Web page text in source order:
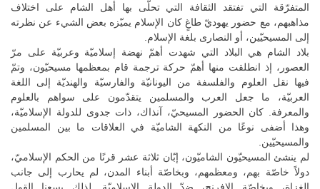
المتفرّقة التي تفتقد الثقافة التي تحلّى بها أهل الشام على اختلاف
مذاهبهم، مع حضور يهوديّ طاغٍ كان الإسلام يميّزه بعض الشيء عن نظرته
إلى المسيحيّين، أو النصارى بلغة الإسلام.
بلاد الشام هي البلاد التي شهدت أهمّ نهضة إسلاميّة وعربيّة على مرّ
العصور، إذ انطلقت منها أهمّ حركة ترجمة قام بمعظمها مسيحيّون، وتمّ
فيها نقل العلوم والفلسفة من اليونانيّة والفارسيّة والهنديّة إلى اللغة
العربيّة، ما جعل العرب والمسلمين يتقدّمون على سواهم بالعلوم
والمعرفة. كان الحضور المسيحيّ، آنذاك، ذات جدوى للدولة الإسلاميّة،
وهذا أضفى نوعًا من النكهة الشاميّة في العلاقات ما بين المسلمين
والمسيحيّين.
لم ينشئ المسيحيّون الشاميّون، إبّان ثلاثة عشر قرنًا من الحكم الإسلاميّ،
دولاً خاصّة بهم، ومعظمهم، وبخاصّة أبناء المدن، لم يحارب إلى جانب
الغزاة، وبخاصّة الإفرنج، ضدّ الدولة الإسلاميّة. لذلك يسعنا القول